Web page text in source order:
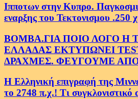
Ιπποτων στην Κυπρο.
εναρξης του Τεκτονισμου .250
ΒΟΜΒΑ.ΓΙΑ ΠΟΙΟ ΛΟΓΟ Η
ΕΛΛΑΔΑΣ ΕΚΤΥΠΩΝΕΙ
ΔΡΑΧΜΕΣ. ΦΕΥΓΟΥΜΕ
Η Ελληνική επιγραφή της
το 2748 π.χ.! Τι συγκλονιστικό